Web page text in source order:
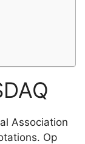
Association
Op